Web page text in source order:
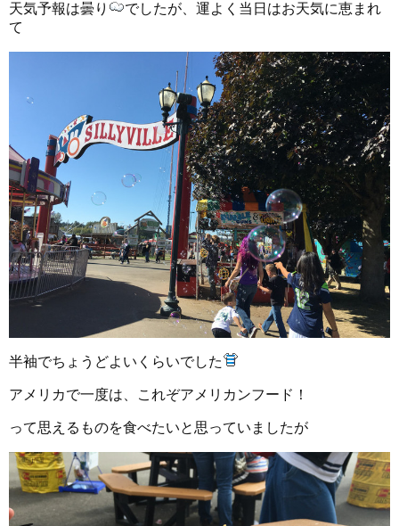
天気予報は曇り
でしたが、運よく当日はお天気に恵まれ
て
半袖でちょうどよいくらいでした
アメリカで一度は、これぞアメリカンフード！
って思えるものを食べたいと思っていましたが